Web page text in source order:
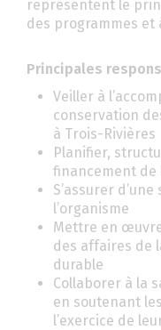
représentent le
des programmes et
Principales
Veiller à
conservation
à Trois-Rivières
Planifier,
financement de
S’assurer
l’organisme
Mettre en
des affaires de
durable
Collaborer à la
en soutenant
l’exercice de